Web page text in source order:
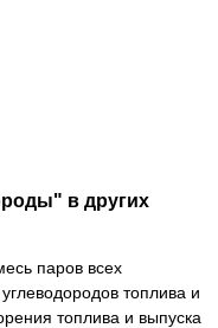
в других
паров всех
топлива и
топлива и выпуска